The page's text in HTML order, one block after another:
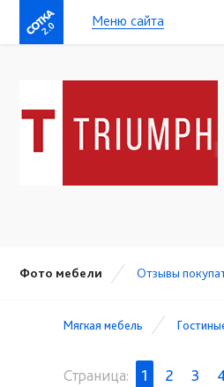
2.0 Меню сайта
Фото мебели Отзывы
Мягкая мебель
Страница: 1 2 3